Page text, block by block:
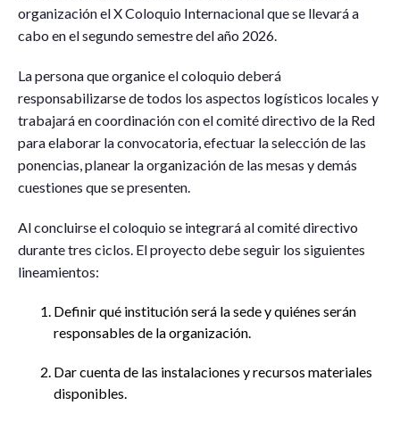
organización el X Coloquio Internacional que se llevará a
cabo en el segundo semestre del año 2026.
La persona que organice el coloquio deberá
responsabilizarse de todos los aspectos logísticos locales y
trabajará en coordinación con el comité directivo de la Red
para elaborar la convocatoria, efectuar la selección de las
ponencias, planear la organización de las mesas y demás
cuestiones que se presenten.
Al concluirse el coloquio se integrará al comité directivo
durante tres ciclos. El proyecto debe seguir los siguientes
lineamientos:
Definir qué institución será la sede y quiénes serán
responsables de la organización.
Dar cuenta de las instalaciones y recursos materiales
disponibles.